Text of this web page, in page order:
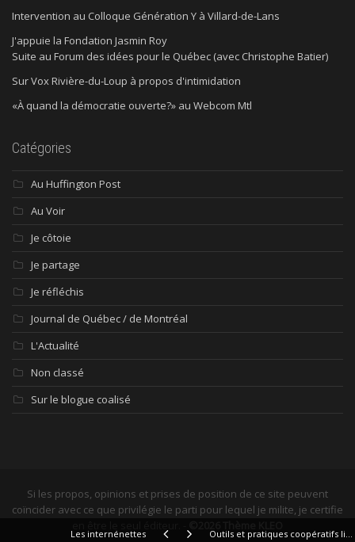
Les internénettes Outils et pratiques coopératifs libres : une année florissante
Intervention au Colloque Génération Y à Villard-de-Lans
J'appuie la Fondation Jasmin Roy
Suite au Forum des idées pour le Québec (avec Christophe Batier)
Sur Vox Rivière-du-Loup à propos d'intimidation
«À quand la démocratie ouverte?» au Webcom Mtl
Catégories
Au Huffington Post
Au Voir
Je côtoie
Je partage
Je réfléchis
Journal de Québec / de Montréal
L'Actualité
Non classé
Sur le blogue coalisé
Si les propos, opinions et prises de position de ce site peuvent
coïncider avec ce que privilégie le parti pour lequel je milite, je certifie